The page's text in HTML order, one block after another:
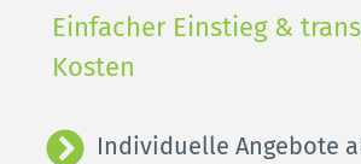
Einfacher Einstieg &
Kosten
Individuelle Angebote